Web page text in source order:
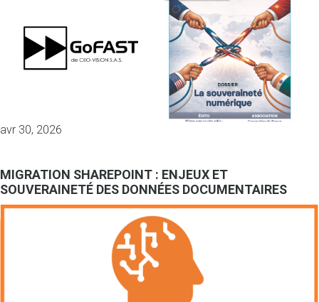
avr 30, 2026
MIGRATION SHAREPOINT : ENJEUX ET
SOUVERAINETÉ DES DONNÉES DOCUMENTAIRES